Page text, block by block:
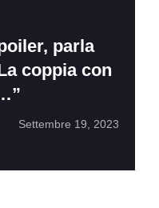
parla
coppia con
Settembre 19, 2023